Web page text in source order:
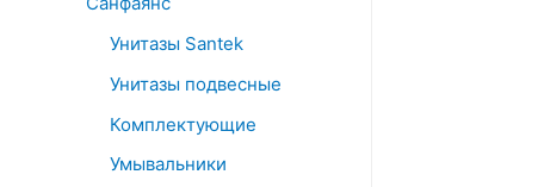
Унитазы Santek
Унитазы подвесные
Комплектующие
Умывальники